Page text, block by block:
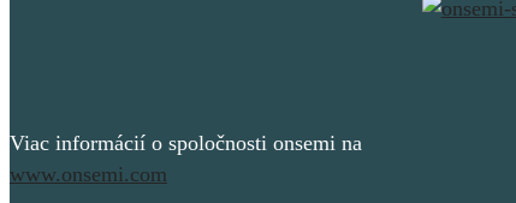
Viac informácií o spoločnosti onsemi na
www.onsemi.com